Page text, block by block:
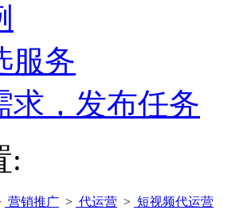
服务
求，发布任务
:
营销推广 > 代运营 > 短视频代运营